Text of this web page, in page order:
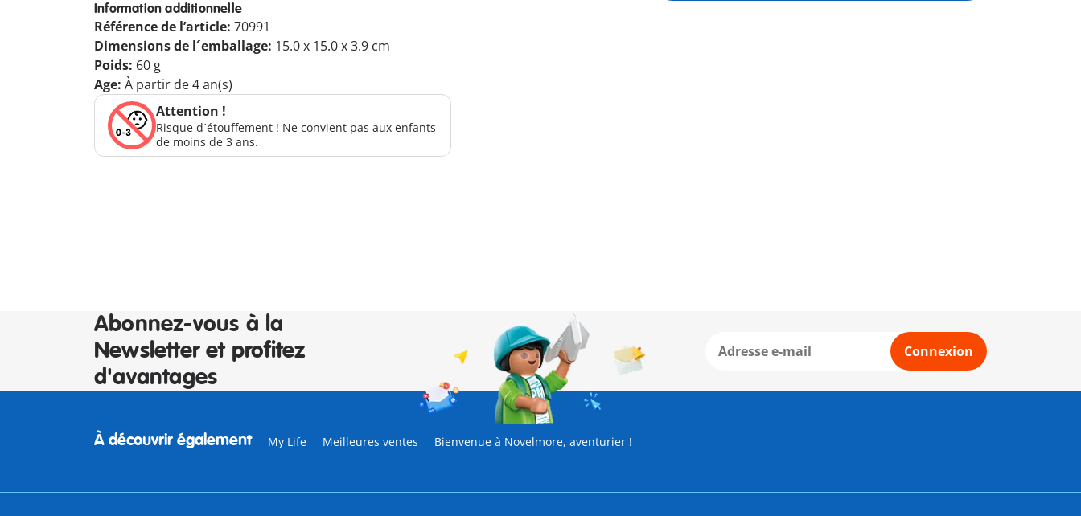
Information additionnelle
Référence de l’article: 70991
Dimensions de l´emballage: 15.0 x 15.0 x 3.9 cm
Poids: 60 g
Age: À partir de 4 an(s)
Attention !
Risque d´étouffement ! Ne convient pas aux enfants
de moins de 3 ans.
Abonnez-vous à la
Newsletter et profitez
d'avantages
Connexion
À découvrir également My Life Meilleures ventes Bienvenue à Novelmore, aventurier !